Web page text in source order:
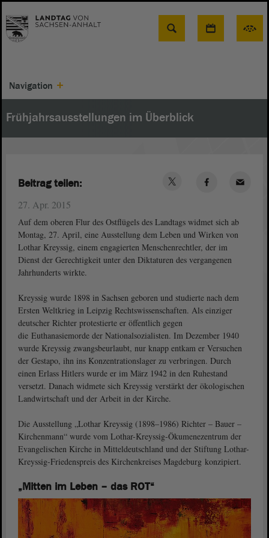
Suche
Navigation
Frühjahrsausstellungen im Überblick
27. Apr. 2015
Auf dem oberen Flur des Ostflügels des Landtags widmet sich ab
Montag, 27. April, eine Ausstellung dem Leben und Wirken von
Lothar Kreyssig, einem engagierten Menschenrechtler, der im
Dienst der Gerechtigkeit unter den Diktaturen des vergangenen
Jahrhunderts wirkte.
Kreyssig wurde 1898 in Sachsen geboren und studierte nach dem
Ersten Weltkrieg in Leipzig Rechtswissenschaften. Als einziger
deutscher Richter protestierte er öffentlich gegen
die Euthanasiemorde der Nationalsozialisten. Im Dezember 1940
wurde Kreyssig zwangsbeurlaubt, nur knapp entkam er Versuchen
der Gestapo, ihn ins Konzentrationslager zu verbringen. Durch
einen Erlass Hitlers wurde er im März 1942 in den Ruhestand
versetzt. Danach widmete sich Kreyssig verstärkt der ökologischen
Landwirtschaft und der Arbeit in der Kirche.
Die Ausstellung „Lothar Kreyssig (1898–1986) Richter – Bauer –
Kirchenmann“ wurde vom Lothar-Kreyssig-Ökumenezentrum der
Evangelischen Kirche in Mitteldeutschland und der Stiftung Lothar-
Kreyssig-Friedenspreis des Kirchenkreises Magdeburg konzipiert.
„Mitten im Leben – das ROT“
Beitrag teilen: